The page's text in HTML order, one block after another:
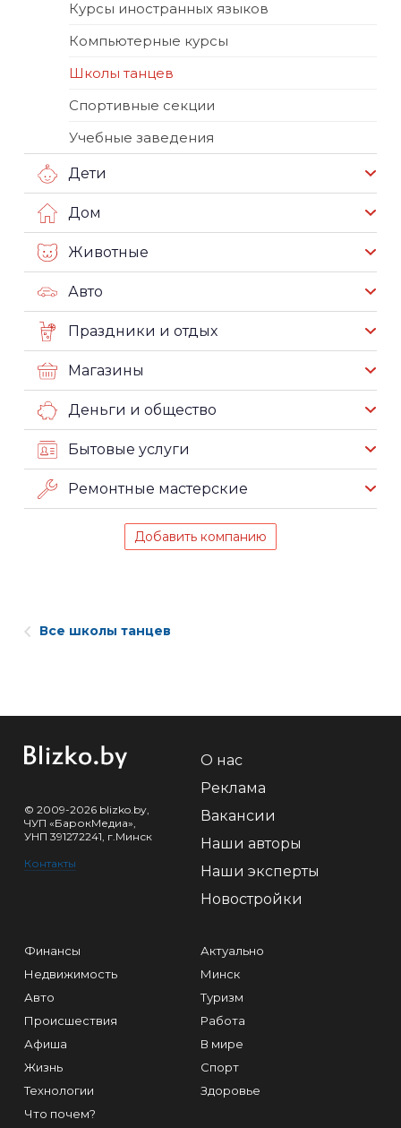
Курсы иностранных языков
Компьютерные курсы
Школы танцев
Спортивные секции
Учебные заведения
Дети
Дом
Животные
Авто
Праздники и отдых
Магазины
Деньги и общество
Бытовые услуги
Ремонтные мастерские
Добавить компанию
Все школы танцев
© 2009-2026 blizko.by,
ЧУП «БарокМедиа»,
УНП 391272241, г.Минск
Контакты
О нас
Реклама
Вакансии
Наши авторы
Наши эксперты
Новостройки
Финансы
Недвижимость
Авто
Происшествия
Афиша
Жизнь
Технологии
Что почем?
Актуально
Минск
Туризм
Работа
В мире
Спорт
Здоровье